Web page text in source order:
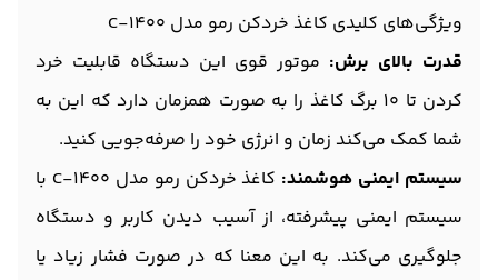
ویژگی‌های کلیدی کاغذ خردکن رمو مدل C-1400
قدرت بالای برش: موتور قوی این دستگاه قابلیت خرد
کردن تا 10 برگ کاغذ را به صورت همزمان دارد که این به
شما کمک می‌کند زمان و انرژی خود را صرفه‌جویی کنید.
سیستم ایمنی هوشمند:
کاغذ خردکن رمو مدل C-1400 با
سیستم ایمنی پیشرفته، از آسیب دیدن کاربر و دستگاه
جلوگیری می‌کند. به این معنا که در صورت فشار زیاد یا